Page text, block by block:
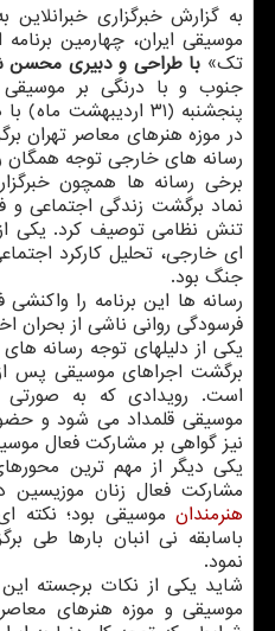
به گزارش خبرگزاری
موسیقی ایران، چهارمین
تک» با طراحی و دبیری محسن
جنوب و با درنگی بر
پنجشنبه (۳۱
در موزه هنرهای معاصر تهران
رسانه های خارجی توجه همگان
برخی رسانه ها همچون
نماد برگشت زندگی اجتماعی و
تنش نظامی توصیف کرد. یکی
ای خارجی، تحلیل کارکرد
جنگ بود.
رسانه ها این برنامه را
فرسودگی روانی ناشی از بحران
یکی از دلیلهای توجه رسانه
برگشت اجراهای موسیقی پس
است. رویدادی که به صورتی
موسیقی قلمداد می شود و
نیز گواهی بر مشارکت فعال
یکی دیگر از مهم ترین
مشارکت فعال زنان موزیسین
هنرمندان موسیقی بود؛ نکته
باسابقه نی انبان بارها طی
نمود.
شاید یکی از نکات برجسته این
موسیقی و موزه هنرهای